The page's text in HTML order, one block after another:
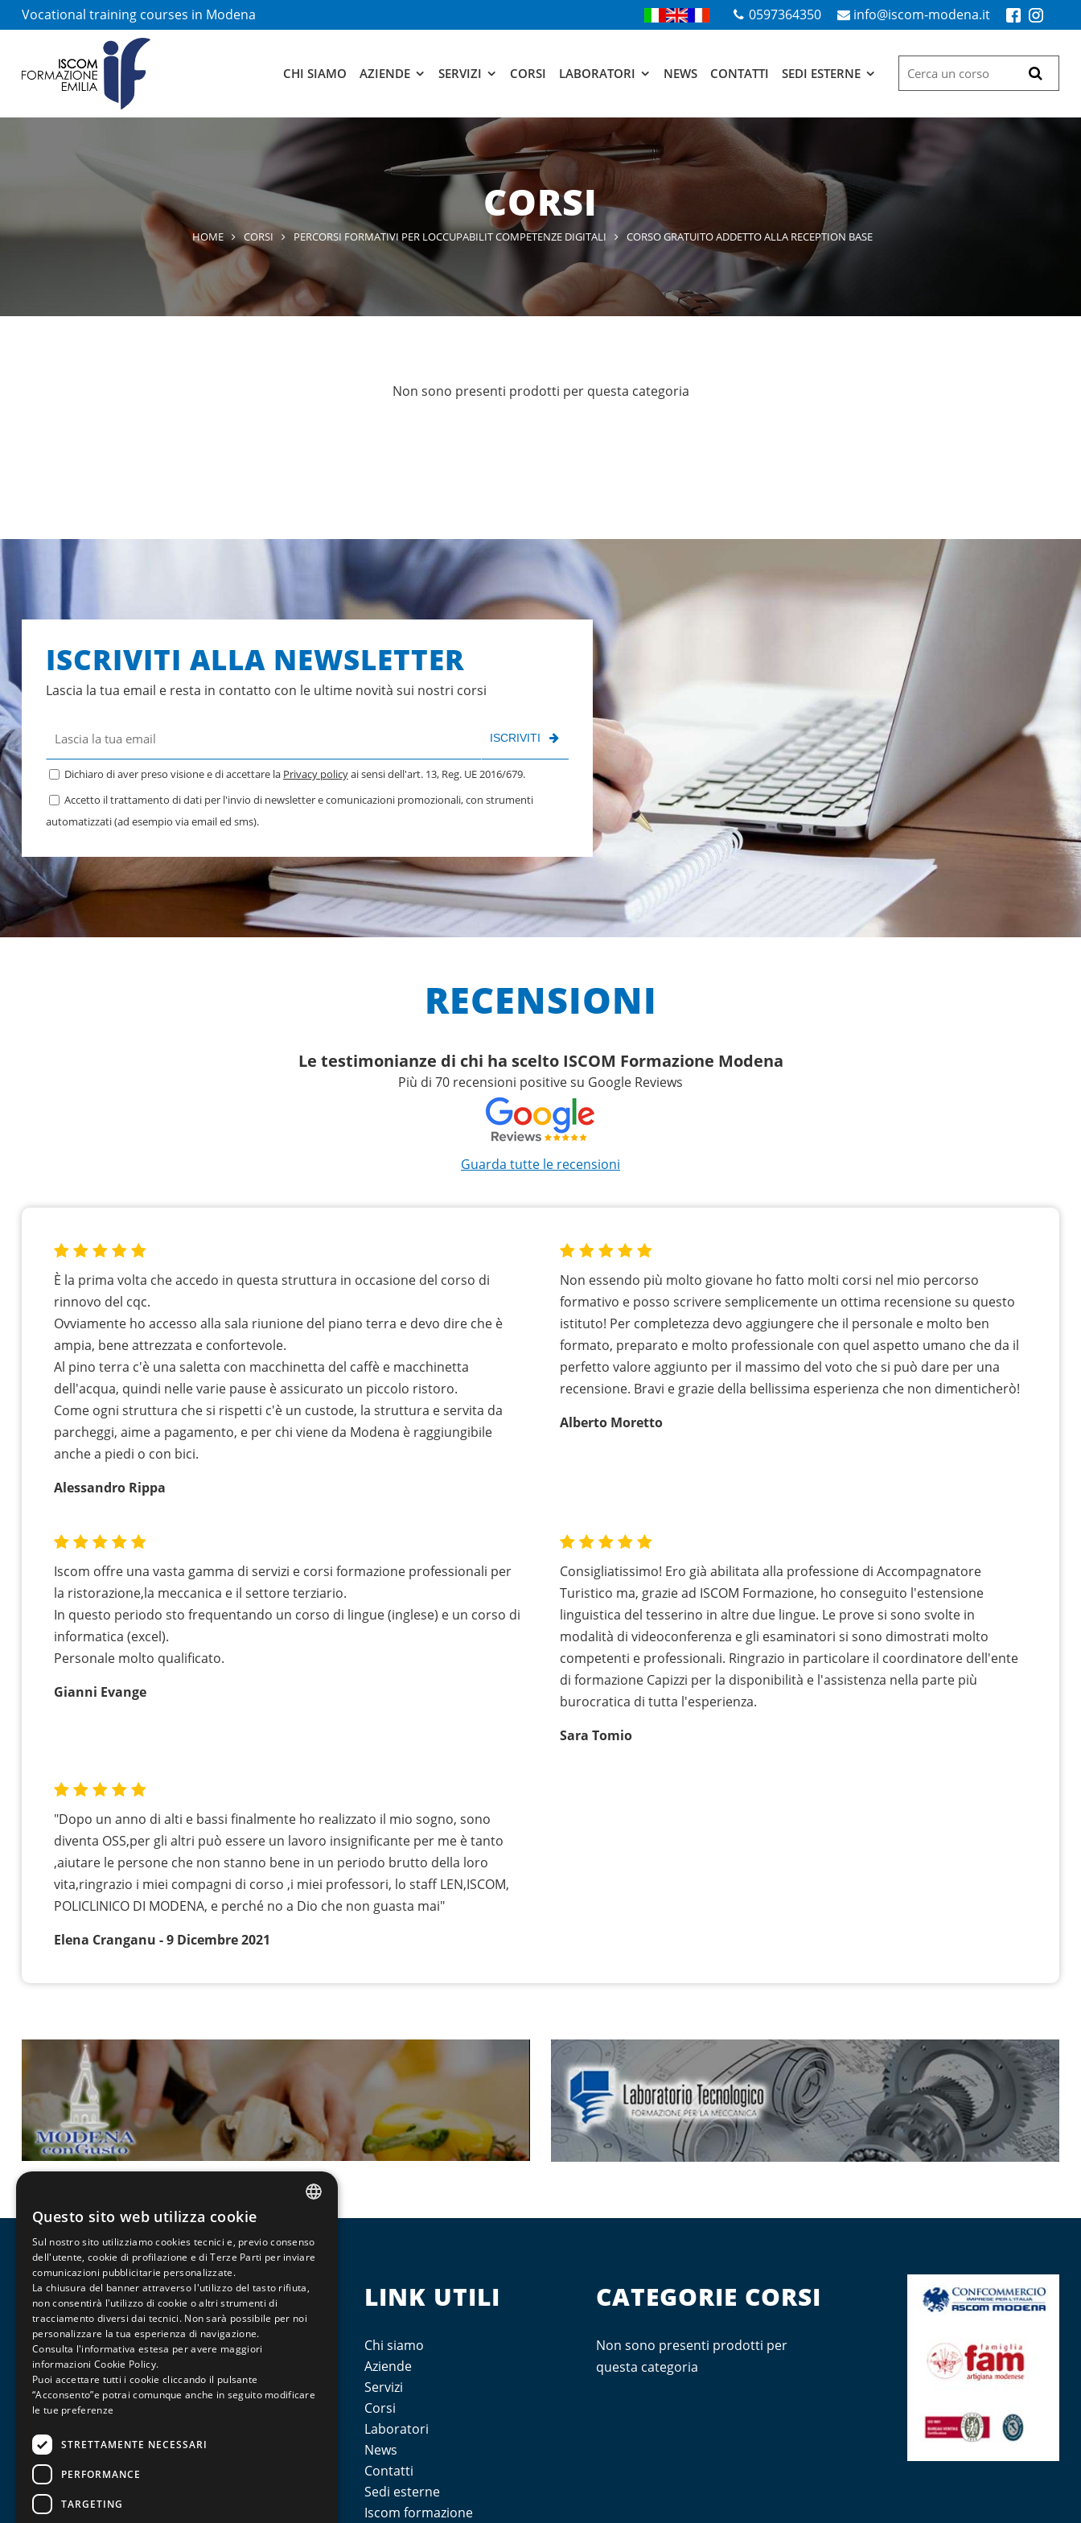
Vocational training courses in Modena 0597364350 info@iscom-modena.it
CHI SIAMO AZIENDE SERVIZI CORSI LABORATORI NEWS CONTATTI SEDI ESTERNE
CORSI
HOME CORSI PERCORSI FORMATIVI PER LOCCUPABILIT COMPETENZE DIGITALI CORSO GRATUITO ADDETTO ALLA RECEPTION BASE
Non sono presenti prodotti per questa categoria
ISCRIVITI ALLA NEWSLETTER
Lascia la tua email e resta in contatto con le ultime novità sui nostri corsi
ISCRIVITI
Dichiaro di aver preso visione e di accettare la Privacy policyai sensi dell'art. 13, Reg. UE 2016/679.
Accetto il trattamento di dati per l'invio di newsletter e comunicazioni promozionali, con strumenti
automatizzati (ad esempio via email ed sms).
RECENSIONI
Le testimonianze di chi ha scelto ISCOM Formazione Modena
Più di 70 recensioni positive su Google Reviews
Guarda tutte le recensioni
È la prima volta che accedo in questa struttura in occasione del corso di
rinnovo del cqc.
Ovviamente ho accesso alla sala riunione del piano terra e devo dire che è
ampia, bene attrezzata e confortevole.
Al pino terra c'è una saletta con macchinetta del caffè e macchinetta
dell'acqua, quindi nelle varie pause è assicurato un piccolo ristoro.
Come ogni struttura che si rispetti c'è un custode, la struttura e servita da
parcheggi, aime a pagamento, e per chi viene da Modena è raggiungibile
anche a piedi o con bici.
Alessandro Rippa
Non essendo più molto giovane ho fatto molti corsi nel mio percorso
formativo e posso scrivere semplicemente un ottima recensione su questo
istituto! Per completezza devo aggiungere che il personale e molto ben
formato, preparato e molto professionale con quel aspetto umano che da il
perfetto valore aggiunto per il massimo del voto che si può dare per una
recensione. Bravi e grazie della bellissima esperienza che non dimenticherò!
Alberto Moretto
Iscom offre una vasta gamma di servizi e corsi formazione professionali per
la ristorazione,la meccanica e il settore terziario.
In questo periodo sto frequentando un corso di lingue (inglese) e un corso di
informatica (excel).
Personale molto qualificato.
Gianni Evange
Consigliatissimo! Ero già abilitata alla professione di Accompagnatore
Turistico ma, grazie ad ISCOM Formazione, ho conseguito l'estensione
linguistica del tesserino in altre due lingue. Le prove si sono svolte in
modalità di videoconferenza e gli esaminatori si sono dimostrati molto
competenti e professionali. Ringrazio in particolare il coordinatore dell'ente
di formazione Capizzi per la disponibilità e l'assistenza nella parte più
burocratica di tutta l'esperienza.
Sara Tomio
"Dopo un anno di alti e bassi finalmente ho realizzato il mio sogno, sono
diventa OSS,per gli altri può essere un lavoro insignificante per me è tanto
,aiutare le persone che non stanno bene in un periodo brutto della loro
vita,ringrazio i miei compagni di corso ,i miei professori, lo staff LEN,ISCOM,
POLICLINICO DI MODENA, e perché no a Dio che non guasta mai"
Elena Cranganu - 9 Dicembre 2021
Corsi di formazione professionalizzante per il
terziario, la meccanica e la ristorazione.
Via Piave, 125 – 41121 – Modena
0597364350
LINK UTILI
Chi siamo
Aziende
Servizi
Corsi
Laboratori
News
Contatti
Sedi esterne
Iscom formazione
CATEGORIE CORSI
Non sono presenti prodotti per
questa categoria
ENGLISH
Questo sito web utilizza cookie
Sul nostro sito utilizziamo cookies tecnici e, previo consenso
dell'utente, cookie di profilazione e di Terze Parti per inviare
comunicazioni pubblicitarie personalizzate.
La chiusura del banner attraverso l'utilizzo del tasto rifiuta,
non consentirà l'utilizzo di cookie o altri strumenti di
tracciamento diversi dai tecnici. Non sarà possibile per noi
personalizzare la tua esperienza di navigazione.
Consulta l'informativa estesa per avere maggiori
informazioni Cookie Policy.
Puoi accettare tutti i cookie cliccando il pulsante
“Acconsento”e potrai comunque anche in seguito modificare
le tue preferenze
STRETTAMENTE NECESSARI
PERFORMANCE
TARGETING